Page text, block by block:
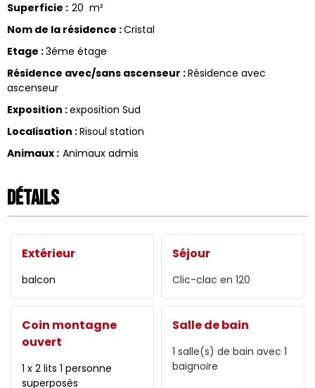
Superficie : 20 m²
Nom de la résidence :Cristal
Etage :3éme étage
Résidence avec/sans ascenseur :Résidence avec
ascenseur
Exposition :exposition Sud
Localisation :Risoul station
Animaux : Animaux admis
Détails
Extérieur
balcon
Séjour
Clic-clac en 120
Coin montagne
ouvert
1 x 2 lits 1 personne
superposés
Salle de bain
1 salle(s) de bain avec 1
baignoire